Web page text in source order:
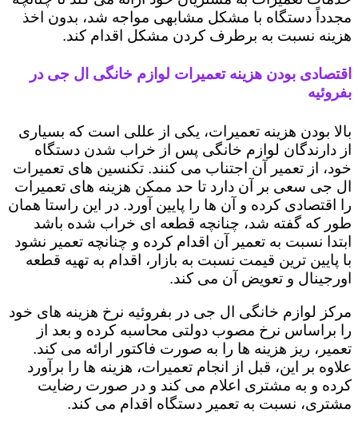
مجدداً دستگاه با مشکل مشابهی مواجه شد، بدون اخذ
هزینه نسبت به برطرف کردن مشکل اقدام کند.
اقتصادی بودن هزینه تعمیرات لوازم خانگی ال جی در
بفروئیه
بالا بودن هزینه تعمیرات، یکی از عللی است که بسیاری
از دارندگان لوازم خانگی پس از خراب شدن دستگاه
خود، از تعمیر آن اجتناب می کنند. تکنسین های تعمیرات
ال جی سعی بر آن دارد تا حد ممکن هزینه های تعمیرات
را اقتصادی کرده و آن ها را پایین آورد. در این راستا همان
طور که گفته شد، چنانچه قطعه ای خراب شده باشد
ابتدا نسبت به تعمیر آن اقدام کرده و چنانچه تعمیر نشود
با پایین ترین قیمت نسبت به بازار، اقدام به تهیه قطعه
اورجینال و تعویض آن می کند.
مرکز لوازم خانگی ال جی در بفروئیه نرخ هزینه های خود
را براساس نرخ مصوب دولتی محاسبه کرده و بعد از
تعمیر، ریز هزینه ها را به صورت فاکتور ارائه می کند.
علاوه بر این، قبل از انجام تعمیرات، هزینه ها را برآورد
کرده و به مشتری اعلام می کند و در صورت رضایت
مشتری، نسبت به تعمیر دستگاه اقدام می کند.